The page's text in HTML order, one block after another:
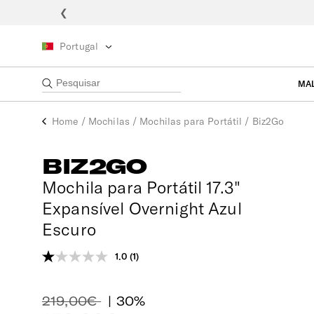
❮
Portugal
Home / Mochilas / Mochilas para Portátil / Biz2Go
BIZ2GO
Mochila para Portátil 17.3"
Expansível Overnight Azul
Escuro
1.0 Leu
Link
para
(1)
219,00€ | 30%